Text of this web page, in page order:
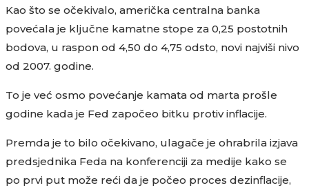
Kao što se očekivalo, američka centralna banka
povećala je ključne kamatne stope za 0,25 postotnih
bodova, u raspon od 4,50 do 4,75 odsto, novi najviši nivo
od 2007. godine.
To je već osmo povećanje kamata od marta prošle
godine kada je Fed započeo bitku protiv inflacije.
Premda je to bilo očekivano, ulagače je ohrabrila izjava
predsjednika Feda na konferenciji za medije kako se
po prvi put može reći da je počeo proces dezinflacije,